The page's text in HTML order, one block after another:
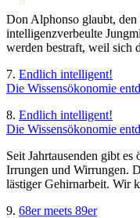
Don Alphonso glaubt,
intelligenzverbeulte
werden bestraft, weil sich
7. Endlich intelligent!
Die Wissensökonomie
8. Endlich intelligent!
Die Wissensökonomie
Seit Jahrtausenden gibt
Irrungen und Wirrungen.
lästiger Gehirnarbeit. Wir
9. 68er meets 89er